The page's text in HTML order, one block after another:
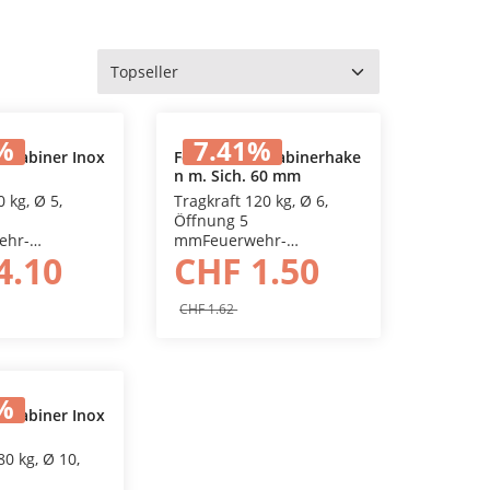
Inox
kg, Ø 5,
mit
AISI 316
7.41%
In den Warenkorb
Feuerwehrkarabinerhake
n m. Sich. 60 mm
Tragkraft 120 kg, Ø 6,
Öffnung 5
mmFeuerwehr-
Karabinerhaken, verzinkt
mit Zahnverschluss und
Sicherungs-
Schraubhülse
CHF 1.50
CHF 1.62
Warenkorb
Inox
kg, Ø 10,